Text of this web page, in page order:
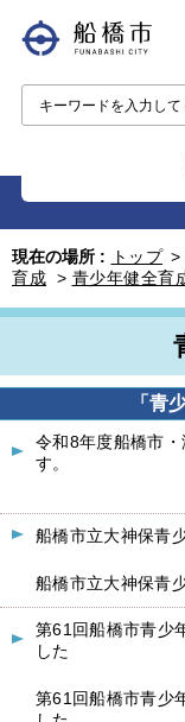
現在の場所 : トップ >
育成 > 青少年健全育
「青
令和8年度船橋市
す。
船橋市立大神保青
船橋市立大神保青
第61回船橋市青少
した
第61回船橋市青少